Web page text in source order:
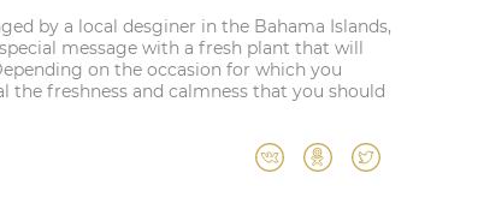
by a local desginer in the Bahama Islands,
message with a fresh plant that will
on the occasion for which you
the freshness and calmness that you should